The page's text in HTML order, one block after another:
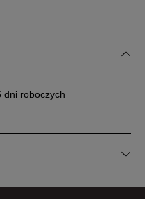
dni roboczych